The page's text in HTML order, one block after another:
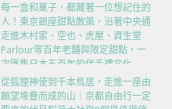
每一盒和菓子，都藏著一位想記住的
人！東京銀座甜點散策，沿著中央通
走進木村家、空也、虎屋、資生堂
Parlour等百年老舖與限定甜點，一
次匯集日本五百年的伴手禮文化
從狐狸神使到千本鳥居，走進一座由
願望堆疊而成的山｜京都自由行一定